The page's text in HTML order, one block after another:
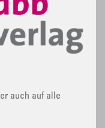
auch auf alle